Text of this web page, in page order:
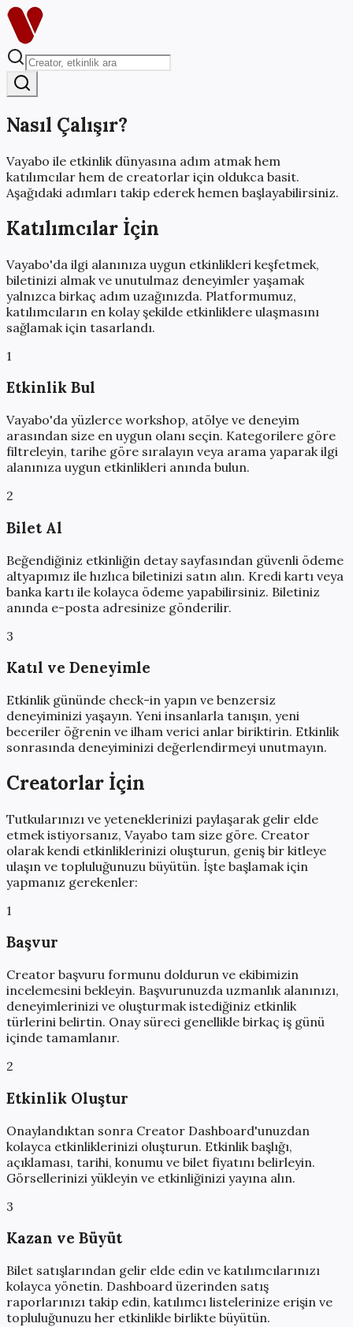
Nasıl Çalışır?
Vayabo ile etkinlik dünyasına adım atmak hem
katılımcılar hem de creatorlar için oldukca basit.
Aşağıdaki adımları takip ederek hemen başlayabilirsiniz.
Katılımcılar İçin
Vayabo'da ilgi alanınıza uygun etkinlikleri keşfetmek,
biletinizi almak ve unutulmaz deneyimler yaşamak
yalnızca birkaç adım uzağınızda. Platformumuz,
katılımcıların en kolay şekilde etkinliklere ulaşmasını
sağlamak için tasarlandı.
1
Etkinlik Bul
Vayabo'da yüzlerce workshop, atölye ve deneyim
arasından size en uygun olanı seçin. Kategorilere göre
filtreleyin, tarihe göre sıralayın veya arama yaparak ilgi
alanınıza uygun etkinlikleri anında bulun.
2
Bilet Al
Beğendiğiniz etkinliğin detay sayfasından güvenli ödeme
altyapımız ile hızlıca biletinizi satın alın. Kredi kartı veya
banka kartı ile kolayca ödeme yapabilirsiniz. Biletiniz
anında e-posta adresinize gönderilir.
3
Katıl ve Deneyimle
Etkinlik gününde check-in yapın ve benzersiz
deneyiminizi yaşayın. Yeni insanlarla tanışın, yeni
beceriler öğrenin ve ilham verici anlar biriktirin. Etkinlik
sonrasında deneyiminizi değerlendirmeyi unutmayın.
Creatorlar İçin
Tutkularınızı ve yeteneklerinizi paylaşarak gelir elde
etmek istiyorsanız, Vayabo tam size göre. Creator
olarak kendi etkinliklerinizi oluşturun, geniş bir kitleye
ulaşın ve topluluğunuzu büyütün. İşte başlamak için
yapmanız gerekenler:
1
Başvur
Creator başvuru formunu doldurun ve ekibimizin
incelemesini bekleyin. Başvurunuzda uzmanlık alanınızı,
deneyimlerinizi ve oluşturmak istediğiniz etkinlik
türlerini belirtin. Onay süreci genellikle birkaç iş günü
içinde tamamlanır.
2
Etkinlik Oluştur
Onaylandıktan sonra Creator Dashboard'unuzdan
kolayca etkinliklerinizi oluşturun. Etkinlik başlığı,
açıklaması, tarihi, konumu ve bilet fiyatını belirleyin.
Görsellerinizi yükleyin ve etkinliğinizi yayına alın.
3
Kazan ve Büyüt
Bilet satışlarından gelir elde edin ve katılımcılarınızı
kolayca yönetin. Dashboard üzerinden satış
raporlarınızı takip edin, katılımcı listelerinize erişin ve
topluluğunuzu her etkinlikle birlikte büyütün.